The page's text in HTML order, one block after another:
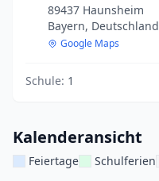
89437 Haunsheim
Bayern, Deutschland
Google Maps
Schule: 1
Kalenderansicht
Feiertage Schulferien